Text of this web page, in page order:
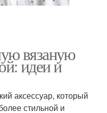
вязаную
идеи и
аксессуар, который
стильной и